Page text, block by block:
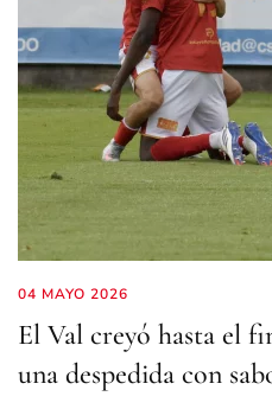
04 MAYO 2026
El Val creyó hasta el
una despedida con